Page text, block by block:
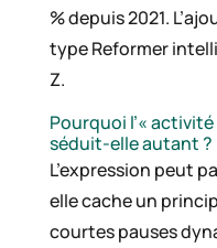
% depuis 2021.
type Reformer
Z.
Pourquoi l’«
séduit-elle autant ?
L’expression peut
elle cache un
courtes pauses